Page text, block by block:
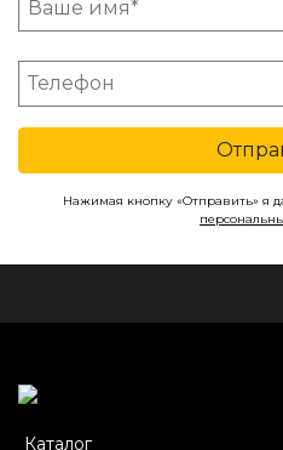
Нажимая кнопку «Отправить» я
Каталог